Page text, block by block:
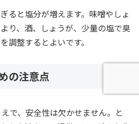
ると塩分が増えます。味噌やしょ
り、酒、しょうが、少量の塩で臭
調整するとよいです。
の注意点
で、安全性は欠かせません。と